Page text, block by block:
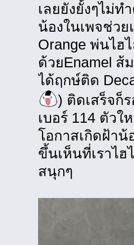
เลยยังยั้งๆไม่ท
น้องในเพจช่ว
Orange พ่นไฮ
ด้วยEnamel ส้
ได้ฤกษ์ติด
) ติดเสร็จก็
เบอร์ 114 ตัวใ
โอกาสเกิดฝ้า
ขึ้นเห็นที่เราไฮ
สนุกๆ